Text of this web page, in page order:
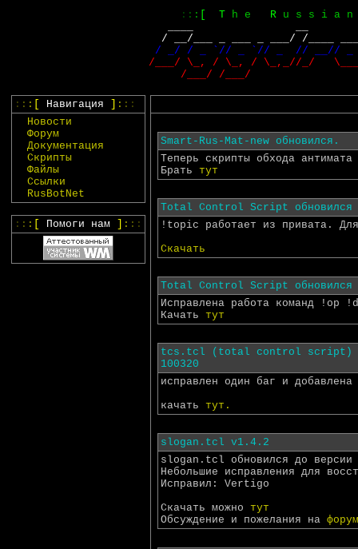
: : : T h e R u s s i a
/ __/___ _ ___ _ ___/ /____
/ _/ / _ `// _ `// _  // __//
/___/ \_, / \_, / \_,_//_/
/___/ /___/
: : : Навигация : : :
Новости
Форум
Документация
Скрипты
Файлы
Ссылки
RusBotNet
: : : Помоги нам : : :
Smart-Rus-Mat-new обновился.
Теперь скрипты обхода
Брать тут
Total Control Script обновился
!topic работает из привата.
Скачать
Total Control Script обновился
Исправлена работа команд !op
Качать тут
tcs.tcl (total control script)
100320
исправлен один баг и
качать тут.
slogan.tcl v1.4.2
slogan.tcl обновился до
Небольшие исправления для
Исправил: Vertigo
Скачать можно тут
Обсуждение и пожелания на